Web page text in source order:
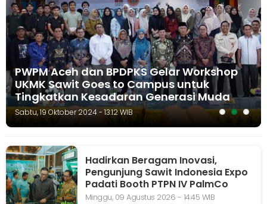
PWPM Aceh dan BPDPKS Gelar Workshop
UKMK Sawit Goes to Campus untuk
Tingkatkan Kesadaran Generasi Muda
Sabtu, 19 Oktober 2024 - 13:12 WIB
Hadirkan Beragam Inovasi,
Pengunjung Sawit Indonesia Expo
Padati Booth PTPN IV PalmCo
Minggu, 09 Agustus 2026 - 14:45 WIB